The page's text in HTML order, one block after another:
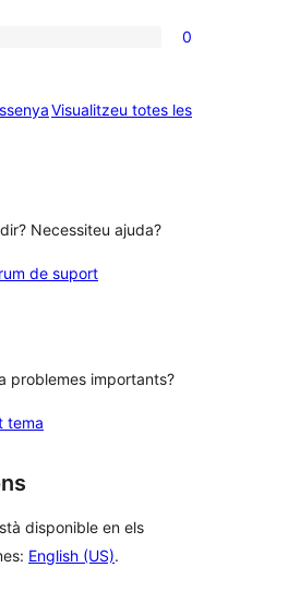
0
Visualitzeu totes lesressenyes
Necessiteu ajuda?
de suport
problemes importants?
tema
disponible en els
English (US).